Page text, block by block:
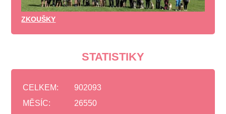
ZKOUŠKY
STATISTIKY
CELKEM:
902093
MĚSÍC:
26550